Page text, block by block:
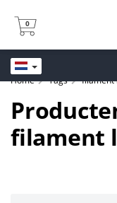
0
0
Home Tags filament
filament